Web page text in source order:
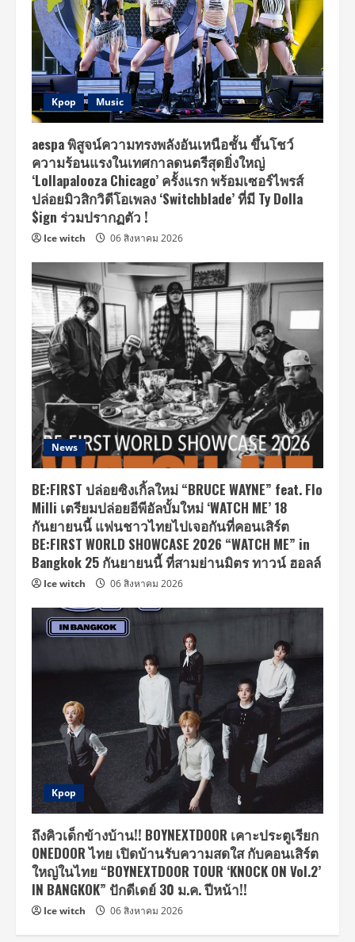
Kpop Music
aespa พิสูจน์ความทรงพลังอันเหนือชั้น ขึ้นโชว์
ความร้อนแรงในเทศกาลดนตรีสุดยิ่งใหญ่
‘Lollapalooza Chicago’ ครั้งแรก พร้อมเซอร์ไพรส์
ปล่อยมิวสิกวิดีโอเพลง ‘Switchblade’ ที่มี Ty Dolla
$ign ร่วมปรากฏตัว !
Ice witch 06 สิงหาคม 2026
News
BE:FIRST ปล่อยซิงเกิ้ลใหม่ “BRUCE WAYNE” feat. Flo
Milli เตรียมปล่อยอีพีอัลบั้มใหม่ ‘WATCH ME’ 18
กันยายนนี้ แฟนชาวไทยไปเจอกันที่คอนเสิร์ต
BE:FIRST WORLD SHOWCASE 2026 “WATCH ME” in
Bangkok 25 กันยายนนี้ ที่สามย่านมิตร ทาวน์ ฮอลล์
Ice witch 06 สิงหาคม 2026
Kpop
ถึงคิวเด็กข้างบ้าน!! BOYNEXTDOOR เคาะประตูเรียก
ONEDOOR ไทย เปิดบ้านรับความสดใส กับคอนเสิร์ต
ใหญ่ในไทย “BOYNEXTDOOR TOUR ‘KNOCK ON Vol.2’
IN BANGKOK” ปักดีเดย์ 30 ม.ค. ปีหน้า!!
Ice witch 06 สิงหาคม 2026